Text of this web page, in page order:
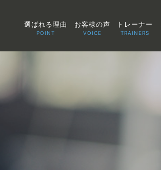
選ばれる理由
POINT
お客様の声
VOICE
トレーナー
TRAINERS